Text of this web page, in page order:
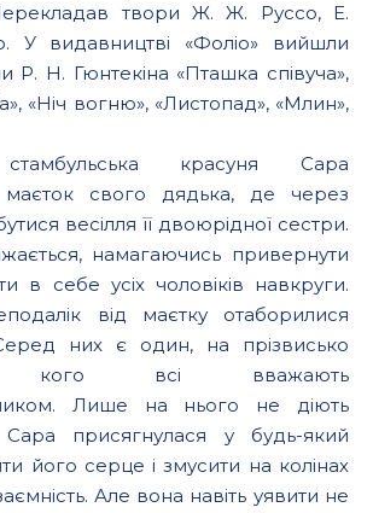
твори Ж. Ж. Руссо, Е.
У видавництві «Фоліо» вийшли
Н. Гюнтекіна «Пташка співуча»,
«Ніч вогню», «Листопад», «Млин»,
красуня Сара
свого дядька, де через
весілля її двоюрідної сестри.
намагаючись привернути
в себе усіх чоловіків навкруги.
від маєтку отаборилися
них є один, на прізвисько
кого всі вважають
Лише на нього не діють
присягнулася у будь-який
його серце і змусити на колінах
Але вона навіть уявити не